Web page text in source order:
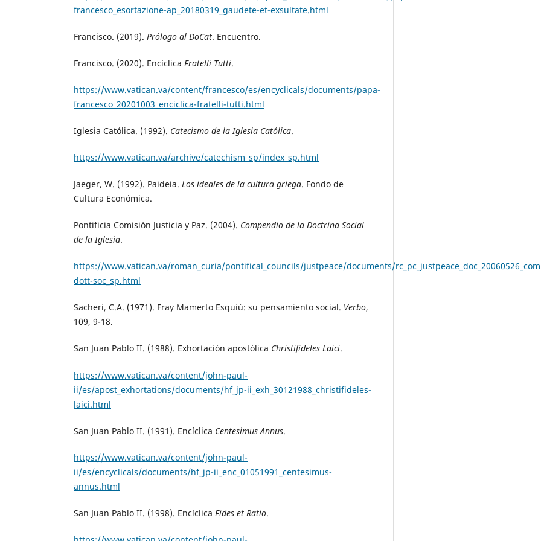
francesco_esortazione-ap_20180319_gaudete-et-exsultate.html
Francisco. (2019). Prólogo al DoCat. Encuentro.
Francisco. (2020). Encíclica Fratelli Tutti.
https://www.vatican.va/content/francesco/es/encyclicals/documents/papa-
francesco_20201003_enciclica-fratelli-tutti.html
Iglesia Católica. (1992). Catecismo de la Iglesia Católica.
https://www.vatican.va/archive/catechism_sp/index_sp.html
Jaeger, W. (1992). Paideia. Los ideales de la cultura griega. Fondo de
Cultura Económica.
Pontificia Comisión Justicia y Paz. (2004). Compendio de la Doctrina Social
de la Iglesia.
https://www.vatican.va/roman_curia/pontifical_councils/justpeace/documents/
dott-soc_sp.html
Sacheri, C.A. (1971). Fray Mamerto Esquiú: su pensamiento social. Verbo,
109, 9-18.
San Juan Pablo II. (1988). Exhortación apostólica Christifideles Laici.
https://www.vatican.va/content/john-paul-
ii/es/apost_exhortations/documents/hf_jp-ii_exh_30121988_christifideles-
laici.html
San Juan Pablo II. (1991). Encíclica Centesimus Annus.
https://www.vatican.va/content/john-paul-
ii/es/encyclicals/documents/hf_jp-ii_enc_01051991_centesimus-
annus.html
San Juan Pablo II. (1998). Encíclica Fides et Ratio.